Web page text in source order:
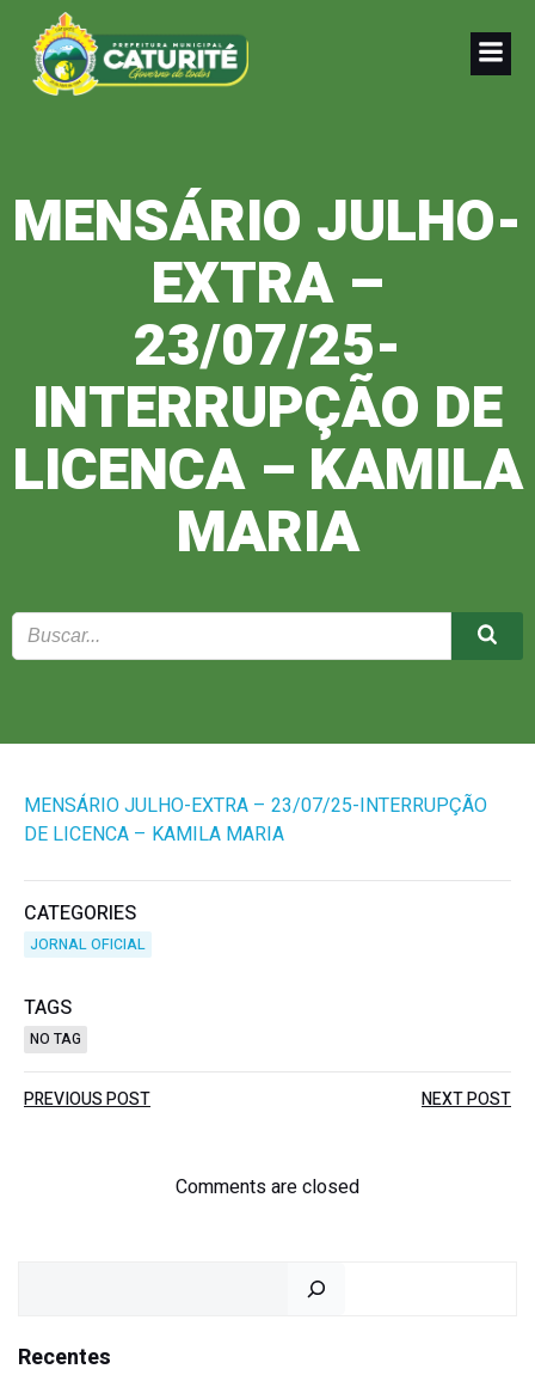
MENSÁRIO JULHO-
EXTRA –
23/07/25-
INTERRUPÇÃO DE
LICENCA – KAMILA
MARIA
MENSÁRIO JULHO-EXTRA – 23/07/25-INTERRUPÇÃO
DE LICENCA – KAMILA MARIA
CATEGORIES
JORNAL OFICIAL
TAGS
NO TAG
Post
navigation
PREVIOUS POST
navigation
NEXT POST
Comments are closed
Recentes